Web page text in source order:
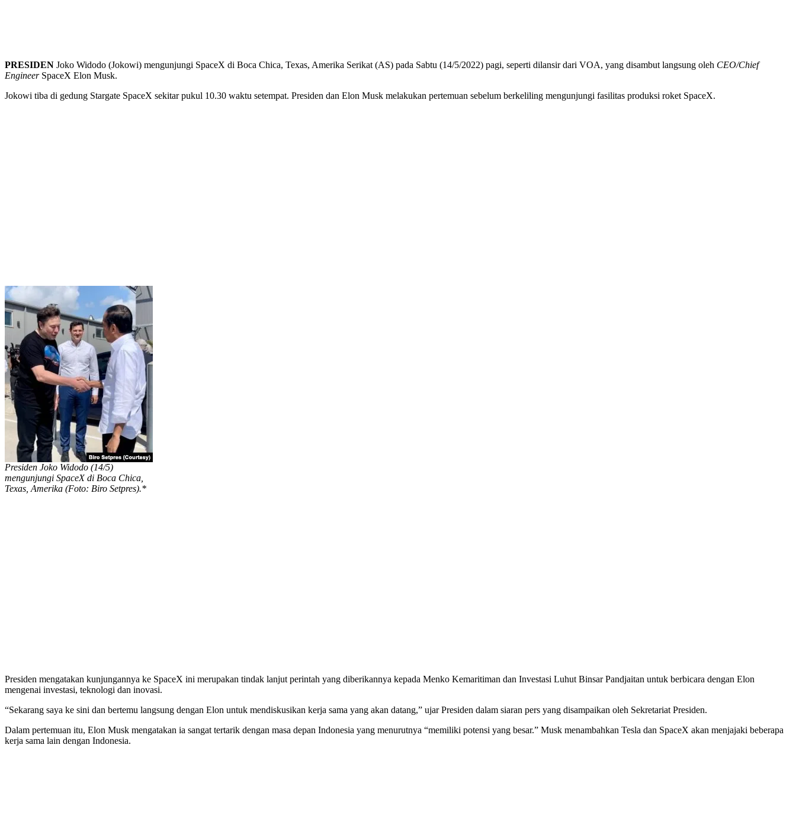
PRESIDEN Joko Widodo (Jokowi) mengunjungi SpaceX di Boca Chica, Texas, Amerika Serikat (AS) pada Sabtu (14/5/2022) pagi, seperti dilansir dari VOA, yang disambut langsung oleh CEO/Chief
EngineerSpaceX Elon Musk.
Jokowi tiba di gedung Stargate SpaceX sekitar pukul 10.30 waktu setempat. Presiden dan Elon Musk melakukan pertemuan sebelum berkeliling mengunjungi fasilitas produksi roket SpaceX.
Presiden Joko Widodo (14/5)
mengunjungi SpaceX di Boca Chica,
Texas, Amerika (Foto: Biro Setpres).*
Presiden mengatakan kunjungannya ke SpaceX ini merupakan tindak lanjut perintah yang diberikannya kepada Menko Kemaritiman dan Investasi Luhut Binsar Pandjaitan untuk berbicara dengan Elon
mengenai investasi, teknologi dan inovasi.
“Sekarang saya ke sini dan bertemu langsung dengan Elon untuk mendiskusikan kerja sama yang akan datang,” ujar Presiden dalam siaran pers yang disampaikan oleh Sekretariat Presiden.
Dalam pertemuan itu, Elon Musk mengatakan ia sangat tertarik dengan masa depan Indonesia yang menurutnya “memiliki potensi yang besar.” Musk menambahkan Tesla dan SpaceX akan menjajaki beberapa
kerja sama lain dengan Indonesia.